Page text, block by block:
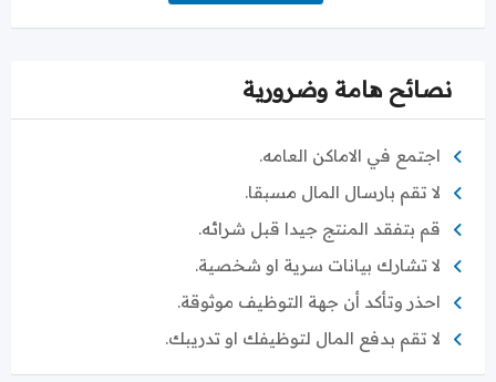
نصائح هامة وضرورية
اجتمع في الاماكن العامه.
لا تقم بارسال المال مسبقا.
قم بتفقد المنتج جيدا قبل شرائه.
لا تشارك بيانات سرية او شخصية.
احذر وتأكد أن جهة التوظيف موثوقة.
لا تقم بدفع المال لتوظيفك او تدريبك.